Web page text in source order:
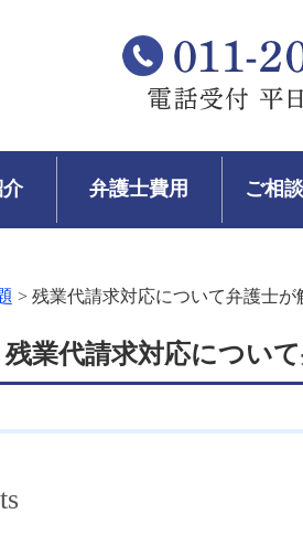
弁護士費用 ご相
> 残業代請求対応について弁護士が
残業代請求対応につい